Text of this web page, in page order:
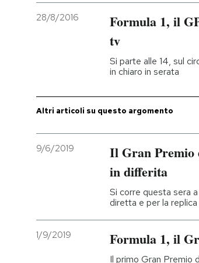
Economia
Mondiali
I MIEI PREFERITI
CALENDARIO
28/8/2016
Formula 1, il
tv
Si parte alle 14, sul
in chiaro in serata
Altri articoli su questo argomento
9/6/2019
Il Gran Premio
in differita
Si corre questa sera
diretta e per la replica
1/9/2019 Formula 1, il
Il primo Gran Premio